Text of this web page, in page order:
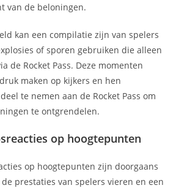
van de beloningen.
kan een compilatie zijn van spelers
of sporen gebruiken die alleen
de Rocket Pass. Deze momenten
maken op kijkers en hen
te nemen aan de Rocket Pass om
te ontgrendelen.
op hoogtepunten
op hoogtepunten zijn doorgaans
prestaties van spelers vieren en een